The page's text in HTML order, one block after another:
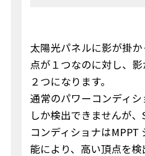
太陽光パネルに影が掛
点が１つなのに対し、
２つになります。
通常のパワーコンディ
しか検出できませんが
コンディショナはMPPT
能により、高い頂点を